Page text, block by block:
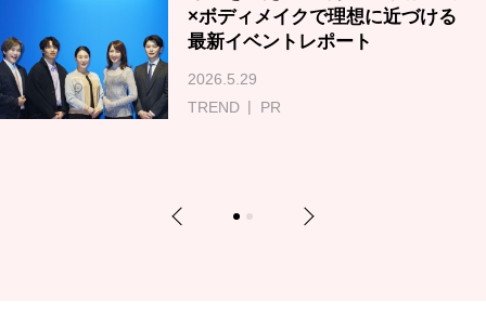
×ボディメイクで理想に近づける
最新イベントレポート
2026.5.29
TREND
PR
Previous 1 2 Next